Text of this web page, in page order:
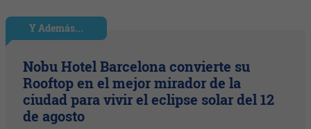
Y Además...
Nobu Hotel Barcelona convierte su
Rooftop en el mejor mirador de la
ciudad para vivir el eclipse solar del 12
de agosto